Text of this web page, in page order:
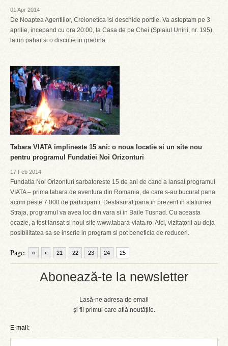
Abonează-te la newsletter
Lasă-ne adresa de email
și fii primul care află noutățile.
E-mail:
01 Apr 2014
De Noaptea Agentiilor, Creionetica isi deschide portile. Va asteptam pe 3
aprilie, incepand cu ora 20:00, la Casa de pe Chei (Splaiul Unirii, nr. 195),
la un pahar si o discutie in gradina.
Tabara VIATA implineste 15 ani: o noua locatie si un site nou
pentru programul Fundatiei Noi Orizonturi
17 Feb 2014
Fundatia Noi Orizonturi sarbatoreste 15 de ani de cand a lansat programul
VIATA – prima tabara de aventura din Romania, de care s-au bucurat pana
acum peste 7.000 de participanti. Desfasurat pana in prezent in statiunea
Straja, programul va avea loc din vara si in Baile Tusnad. Cu aceasta
ocazie, a fost lansat si noul site www.tabara-viata.ro. Aici, vizitatorii au deja
posibilitatea sa se inscrie in program si pot beneficia de reduceri.
Page: « ‹ 21 22 23 24 25